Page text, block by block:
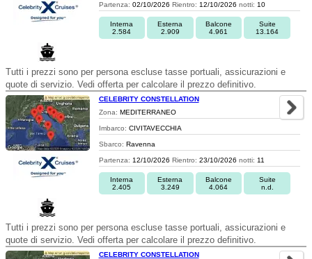
Partenza: 02/10/2026 Rientro: 12/10/2026 notti: 10
Interna
2.584
Esterna
2.909
Balcone
4.961
Suite
13.164
Tutti i prezzi sono per persona escluse tasse portuali, assicurazioni e
quote di servizio. Vedi offerta per calcolare il prezzo definitivo.
CELEBRITY CONSTELLATION
Zona: MEDITERRANEO
Imbarco: CIVITAVECCHIA
Sbarco: Ravenna
Partenza: 12/10/2026 Rientro: 23/10/2026 notti: 11
Interna
2.405
Esterna
3.249
Balcone
4.064
Suite
n.d.
Tutti i prezzi sono per persona escluse tasse portuali, assicurazioni e
quote di servizio. Vedi offerta per calcolare il prezzo definitivo.
CELEBRITY CONSTELLATION